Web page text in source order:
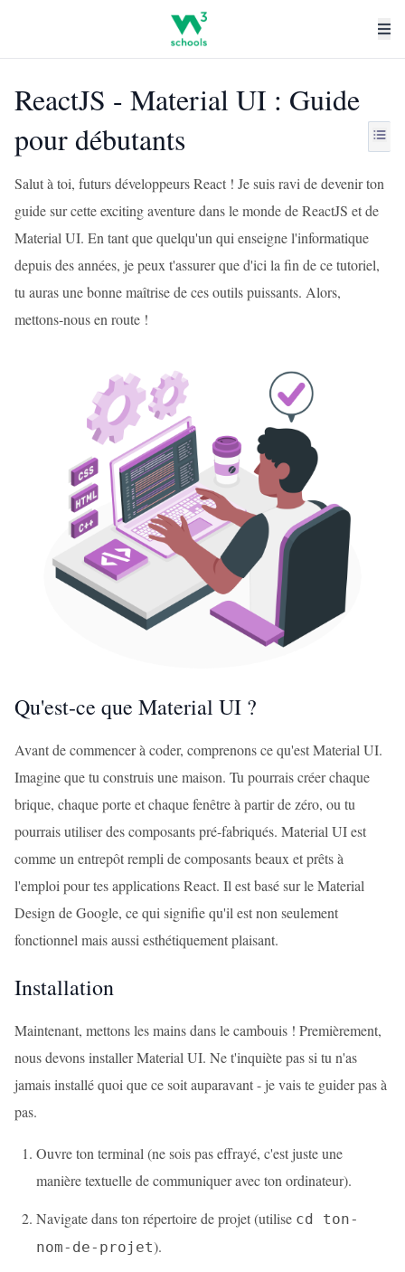
ReactJS - Material UI : Guide
pour débutants
Salut à toi, futurs développeurs React ! Je suis ravi de devenir ton
guide sur cette exciting aventure dans le monde de ReactJS et de
Material UI. En tant que quelqu'un qui enseigne l'informatique
depuis des années, je peux t'assurer que d'ici la fin de ce tutoriel,
tu auras une bonne maîtrise de ces outils puissants. Alors,
mettons-nous en route !
Qu'est-ce que Material UI ?
Avant de commencer à coder, comprenons ce qu'est Material UI.
Imagine que tu construis une maison. Tu pourrais créer chaque
brique, chaque porte et chaque fenêtre à partir de zéro, ou tu
pourrais utiliser des composants pré-fabriqués. Material UI est
comme un entrepôt rempli de composants beaux et prêts à
l'emploi pour tes applications React. Il est basé sur le Material
Design de Google, ce qui signifie qu'il est non seulement
fonctionnel mais aussi esthétiquement plaisant.
Installation
Maintenant, mettons les mains dans le cambouis ! Premièrement,
nous devons installer Material UI. Ne t'inquiète pas si tu n'as
jamais installé quoi que ce soit auparavant - je vais te guider pas à
pas.
Ouvre ton terminal (ne sois pas effrayé, c'est juste une
manière textuelle de communiquer avec ton ordinateur).
Navigate dans ton répertoire de projet (utilise cd ton-
nom-de-projet).